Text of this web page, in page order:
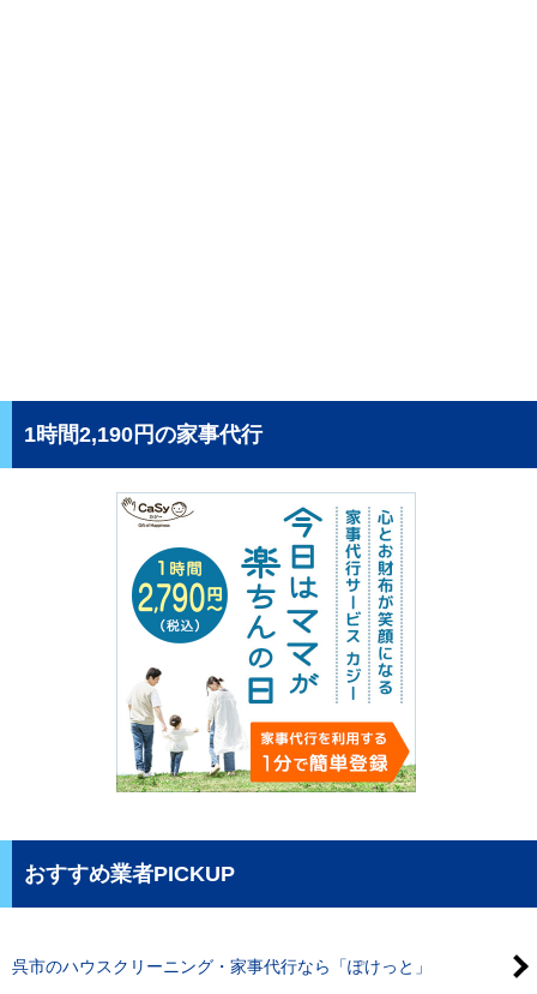
1時間2,190円の家事代行
おすすめ業者PICKUP
呉市のハウスクリーニング・家事代行なら「ぽけっと」